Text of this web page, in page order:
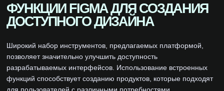
ФУНКЦИИ FIGMA ДЛЯ СОЗДАНИЯ
ДОСТУПНОГО ДИЗАЙНА
Широкий набор инструментов, предлагаемых платформой,
позволяет значительно улучшить доступность
разрабатываемых интерфейсов. Использование встроенных
функций способствует созданию продуктов, которые подходят